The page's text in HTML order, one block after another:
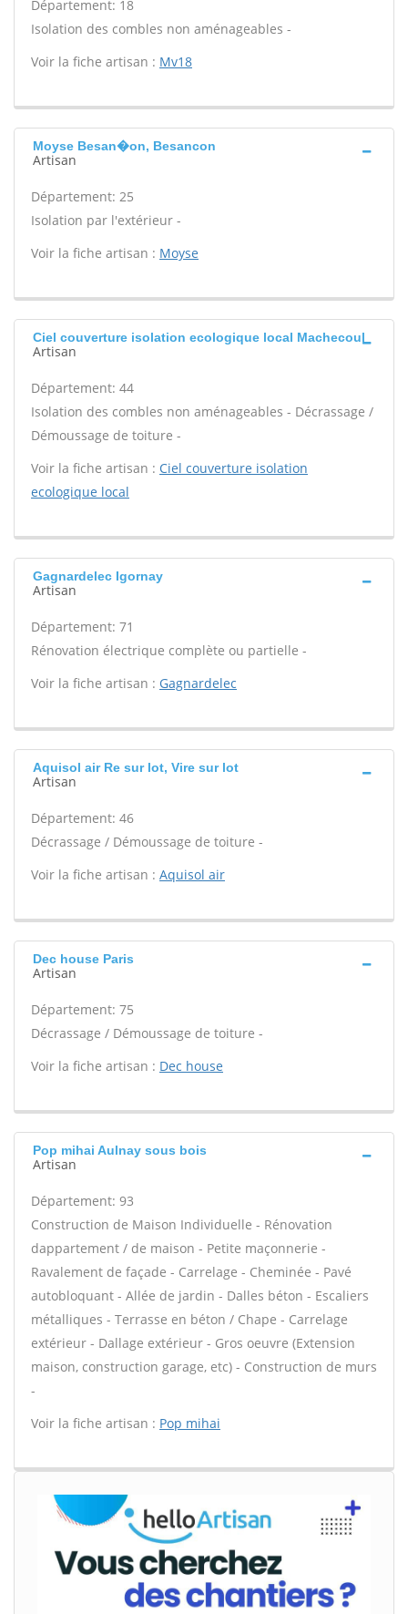
Département: 18
Isolation des combles non aménageables -
Voir la fiche artisan : Mv18
Moyse Besan�on, Besancon
Artisan
Département: 25
Isolation par l'extérieur -
Voir la fiche artisan : Moyse
Ciel couverture isolation ecologique local Machecoul
Artisan
Département: 44
Isolation des combles non aménageables - Décrassage /
Démoussage de toiture -
Voir la fiche artisan : Ciel couverture isolation
ecologique local
Gagnardelec Igornay
Artisan
Département: 71
Rénovation électrique complète ou partielle -
Voir la fiche artisan : Gagnardelec
Aquisol air Re sur lot, Vire sur lot
Artisan
Département: 46
Décrassage / Démoussage de toiture -
Voir la fiche artisan : Aquisol air
Dec house Paris
Artisan
Département: 75
Décrassage / Démoussage de toiture -
Voir la fiche artisan : Dec house
Pop mihai Aulnay sous bois
Artisan
Département: 93
Construction de Maison Individuelle - Rénovation
dappartement / de maison - Petite maçonnerie -
Ravalement de façade - Carrelage - Cheminée - Pavé
autobloquant - Allée de jardin - Dalles béton - Escaliers
métalliques - Terrasse en béton / Chape - Carrelage
extérieur - Dallage extérieur - Gros oeuvre (Extension
maison, construction garage, etc) - Construction de murs
-
Voir la fiche artisan : Pop mihai